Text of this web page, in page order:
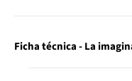
Ficha técnica - La